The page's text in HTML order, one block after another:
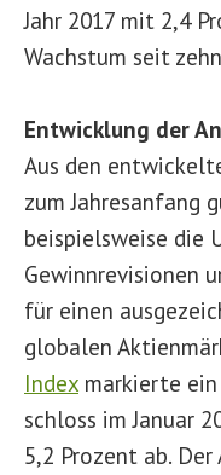
Jahr 2017 mit 2,4
Wachstum seit
Entwicklung der
Aus den
zum Jahresanfang
beispielsweise die
Gewinnrevisionen
für einen
globalen
Index markierte
schloss im Januar
5,2 Prozent ab.